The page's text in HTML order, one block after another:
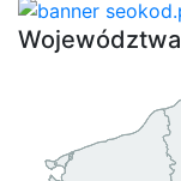
Województwa